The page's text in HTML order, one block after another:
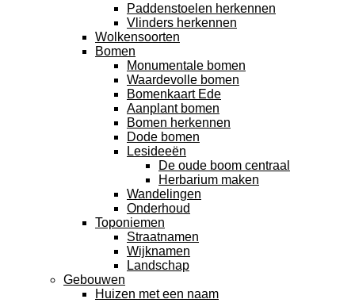
Paddenstoelen herkennen
Vlinders herkennen
Wolkensoorten
Bomen
Monumentale bomen
Waardevolle bomen
Bomenkaart Ede
Aanplant bomen
Bomen herkennen
Dode bomen
Lesideeën
De oude boom centraal
Herbarium maken
Wandelingen
Onderhoud
Toponiemen
Straatnamen
Wijknamen
Landschap
Gebouwen
Huizen met een naam